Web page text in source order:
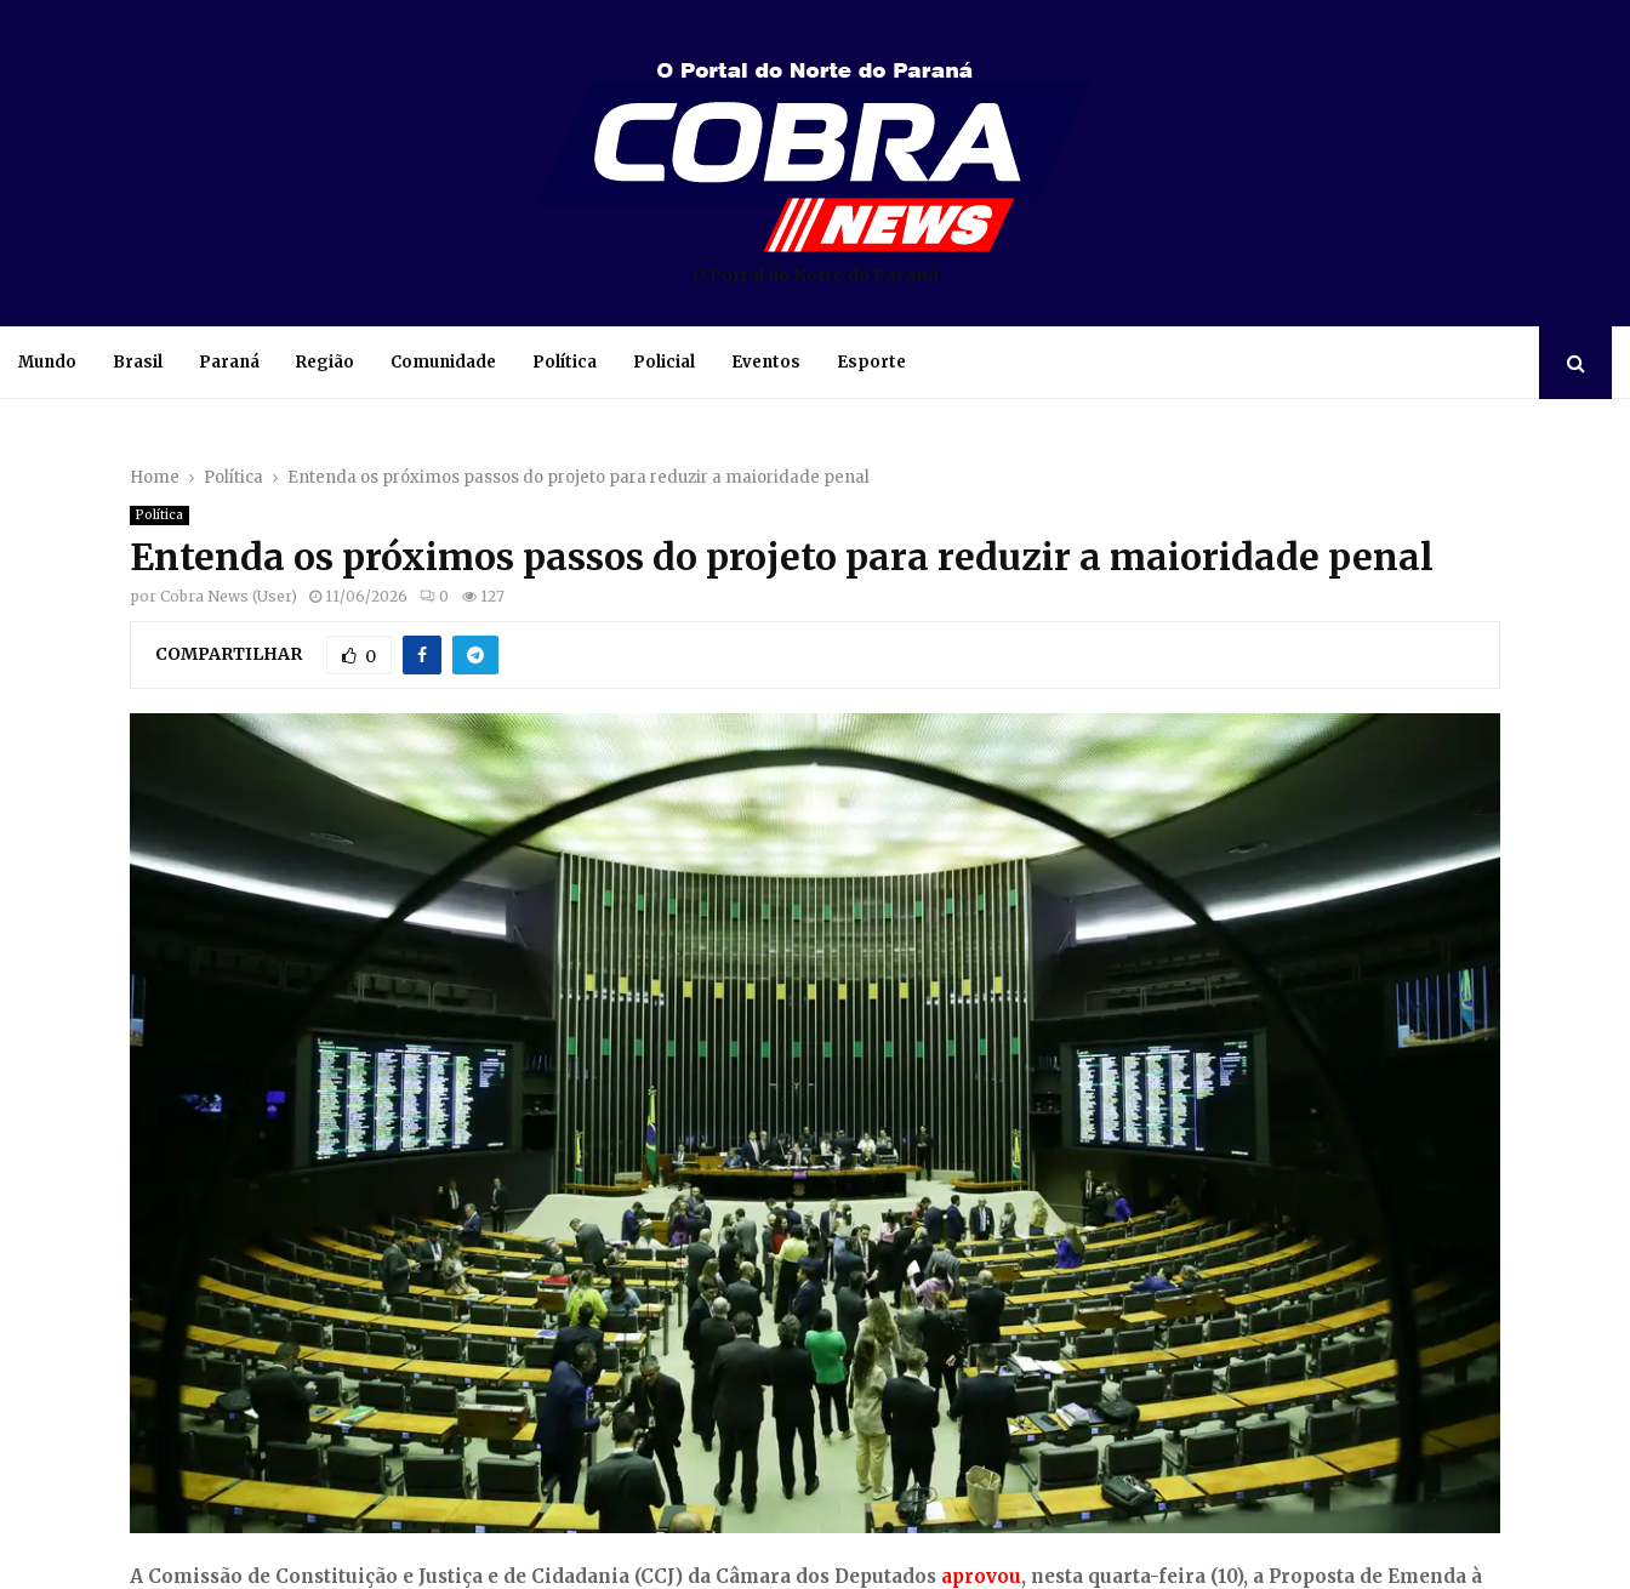
O Portal do Norte do Paraná
Mundo Brasil Paraná Região Comunidade Política Policial Eventos Esporte
Home Política Entenda os próximos passos do projeto para reduzir a maioridade penal
Política
Entenda os próximos passos do projeto para reduzir a maioridade penal
por Cobra News (User) 11/06/2026 0 127
COMPARTILHAR 0
A Comissão de Constituição e Justiça e de Cidadania (CCJ) da Câmara dos Deputados aprovou, nesta quarta-feira (10), a Proposta de Emenda à